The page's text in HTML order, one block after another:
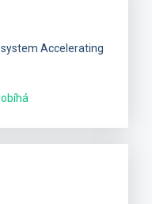
Accelerating